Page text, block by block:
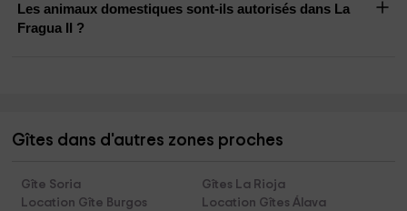
Les animaux domestiques sont-ils autorisés dans La
Fragua II ?
Gîtes dans d'autres zones proches
Gîte Soria
Gîtes La Rioja
Location Gîte Burgos
Location Gîtes Álava